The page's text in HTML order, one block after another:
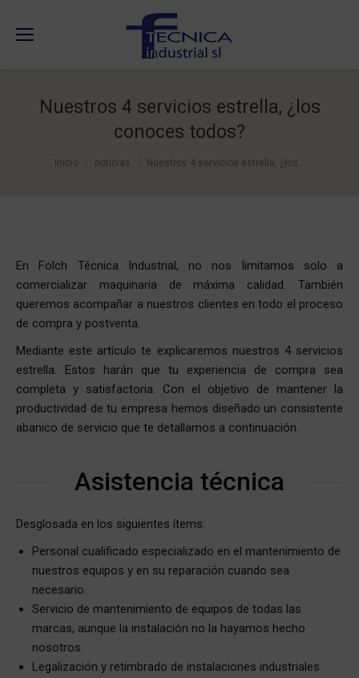
Nuestros 4 servicios estrella, ¿los
conoces todos?
Estás aquí:
Inicio noticias Nuestros 4 servicios estrella, ¿los…
En Folch Técnica Industrial, no nos limitamos solo a
comercializar maquinaria de máxima calidad. También
queremos acompañar a nuestros clientes en todo el proceso
de compra y postventa.
Mediante este artículo te explicaremos nuestros 4 servicios
estrella. Estos harán que tu experiencia de compra sea
completa y satisfactoria. Con el objetivo de mantener la
productividad de tu empresa hemos diseñado un consistente
abanico de servicio que te detallamos a continuación.
Asistencia técnica
Desglosada en los siguientes ítems:
Personal cualificado especializado en el mantenimiento de
nuestros equipos y en su reparación cuando sea
necesario.
Servicio de mantenimiento de equipos de todas las
marcas, aunque la instalación no la hayamos hecho
nosotros.
Legalización y retimbrado de instalaciones industriales